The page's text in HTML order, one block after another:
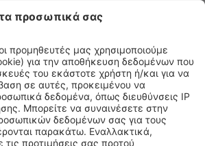
την εφαρμογή μας
με άνεση τα ταξίδια σας